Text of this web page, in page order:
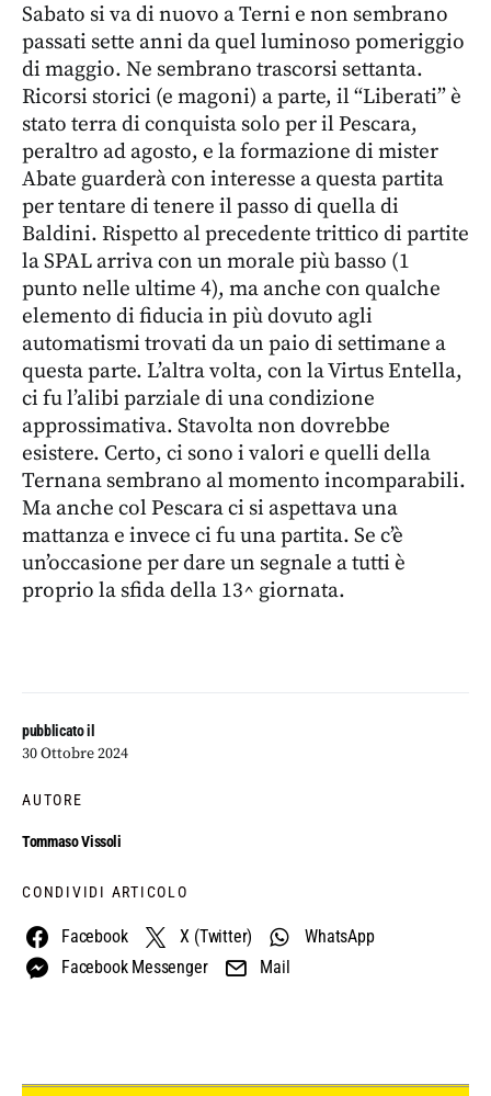
pubblicato il
30 Ottobre 2024
AUTORE
Tommaso Vissoli
CONDIVIDI ARTICOLO
Facebook X (Twitter)
WhatsApp
Facebook Messenger
Mail
Sabato si va di nuovo a Terni e non sembrano
passati sette anni da quel luminoso pomeriggio
di maggio. Ne sembrano trascorsi settanta.
Ricorsi storici (e magoni) a parte, il “Liberati” è
stato terra di conquista solo per il Pescara,
peraltro ad agosto, e la formazione di mister
Abate guarderà con interesse a questa partita
per tentare di tenere il passo di quella di
Baldini. Rispetto al precedente trittico di partite
la SPAL arriva con un morale più basso (1
punto nelle ultime 4), ma anche con qualche
elemento di fiducia in più dovuto agli
automatismi trovati da un paio di settimane a
questa parte. L’altra volta, con la Virtus Entella,
ci fu l’alibi parziale di una condizione
approssimativa. Stavolta non dovrebbe
esistere. Certo, ci sono i valori e quelli della
Ternana sembrano al momento incomparabili.
Ma anche col Pescara ci si aspettava una
mattanza e invece ci fu una partita. Se c’è
un’occasione per dare un segnale a tutti è
proprio la sfida della 13^ giornata.